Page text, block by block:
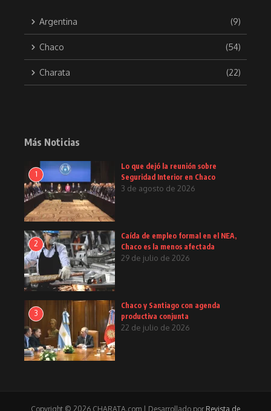
Argentina (9)
Chaco (54)
Charata (22)
Más Noticias
1
Lo que dejó la reunión sobre
Seguridad Interior en Chaco
3 de agosto de 2026
2
Caída de empleo formal en el NEA,
Chaco es la menos afectada
29 de julio de 2026
3
Chaco y Santiago con agenda
productiva conjunta
22 de julio de 2026
Copyright © 2026 CHARATA.com | Desarrollado por Revista de